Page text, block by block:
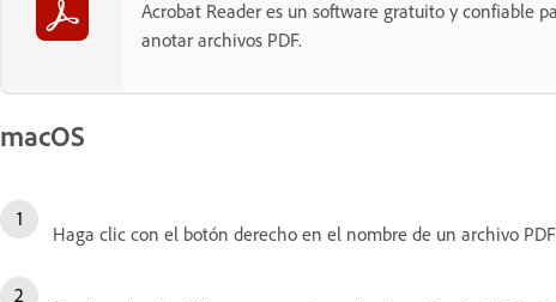
Acrobat Reader es un software gratuito y confiable
anotar archivos PDF.
macOS
Haga clic con el botón derecho en el nombre de un archivo